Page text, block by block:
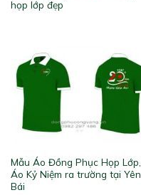
họp lớp đẹp
Mẫu Áo Đồng Phục Họp Lớp,
Áo Kỷ Niệm ra trường tại Yên
Bái